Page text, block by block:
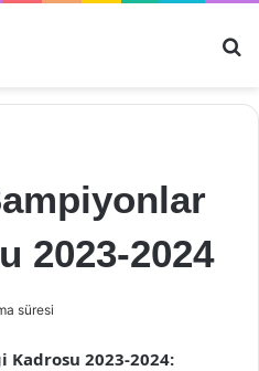
2023-2024
süresi
Kadrosu 2023-2024: